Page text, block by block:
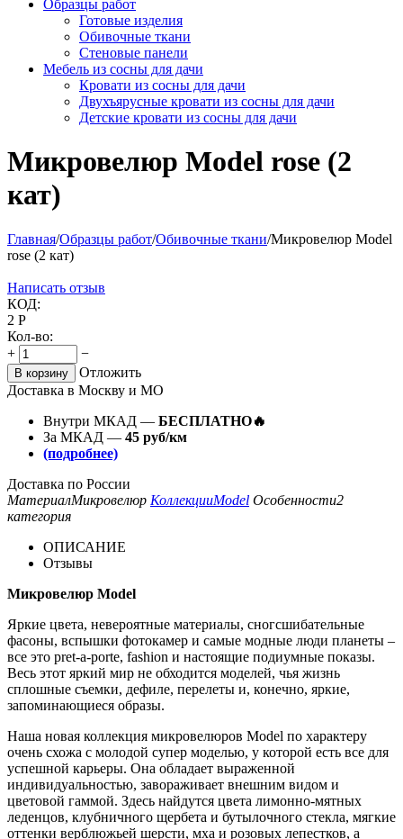
Образцы работ
Готовые изделия
Обивочные ткани
Стеновые панели
Мебель из сосны для дачи
Кровати из сосны для дачи
Двухъярусные кровати из сосны для дачи
Детские кровати из сосны для дачи
Микровелюр Model rose (2
кат)
Главная/Образцы работ/Обивочные ткани/Микровелюр Model
rose (2 кат)
Написать отзыв
КОД:
2 Р
Кол-во:
+
−
В корзину
Отложить
Доставка в Москву и МО
Внутри МКАД — БЕСПЛАТНО🔥
За МКАД — 45 руб/км
(подробнее)
Доставка по России
МатериалМикровелюр КоллекцииModel Особенности2
категория
ОПИСАНИЕ
Отзывы
Микровелюр Model
Яркие цвета, невероятные материалы, сногсшибательные
фасоны, вспышки фотокамер и самые модные люди планеты –
все это pret-a-porte, fashion и настоящие подиумные показы.
Весь этот яркий мир не обходится моделей, чья жизнь
сплошные съемки, дефиле, перелеты и, конечно, яркие,
запоминающиеся образы.
Наша новая коллекция микровелюров Model по характеру
очень схожа с молодой супер моделью, у которой есть все для
успешной карьеры. Она обладает выраженной
индивидуальностью, завораживает внешним видом и
цветовой гаммой. Здесь найдутся цвета лимонно-мятных
леденцов, клубничного щербета и бутылочного стекла, мягкие
оттенки верблюжьей шерсти, мха и розовых лепестков, а